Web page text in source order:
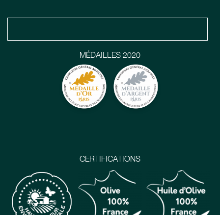
CERTIFICATIONS
MÉDAILLES 2020